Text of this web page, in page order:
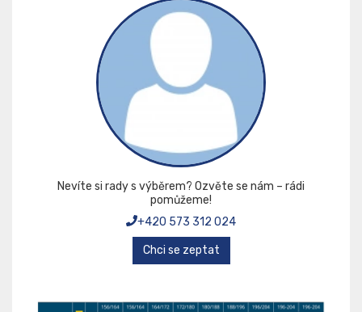
Nevíte si rady s výběrem? Ozvěte se nám – rádi
pomůžeme!
+420 573 312 024
Chci se zeptat